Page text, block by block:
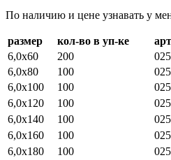
По наличию и цене узнавать у
размер кол-во в уп-ке
6,0х60
200
6,0х80
100
6,0х100
100
6,0х120
100
6,0х140
100
6,0х160
100
6,0х180
100